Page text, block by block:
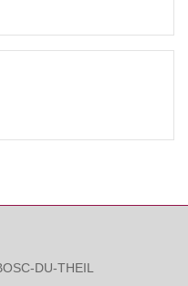
DU-THEIL